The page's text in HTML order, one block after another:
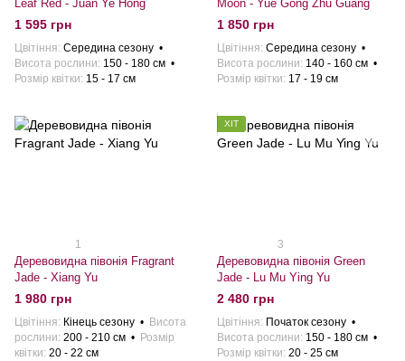
Leaf Red - Juan Ye Hong
1 595 грн
Цвітіння Середина сезону
Висота рослини 150 - 180 см
Розмiр квiтки 15 - 17 см
Moon - Yue Gong Zhu Guang
1 850 грн
Цвітіння Середина сезону
Висота рослини 140 - 160 см
Розмiр квiтки 17 - 19 см
1
Деревовидна півонія Fragrant
Jade - Xiang Yu
1 980 грн
Цвітіння Кiнець сезону
Висота
рослини 200 - 210 см
Розмiр
квiтки 20 - 22 см
ХІТ
3
Деревовидна півонія Green
Jade - Lu Mu Ying Yu
2 480 грн
Цвітіння
Початок сезону
Висота рослини 150 - 180 см
Розмiр квiтки 20 - 25 см